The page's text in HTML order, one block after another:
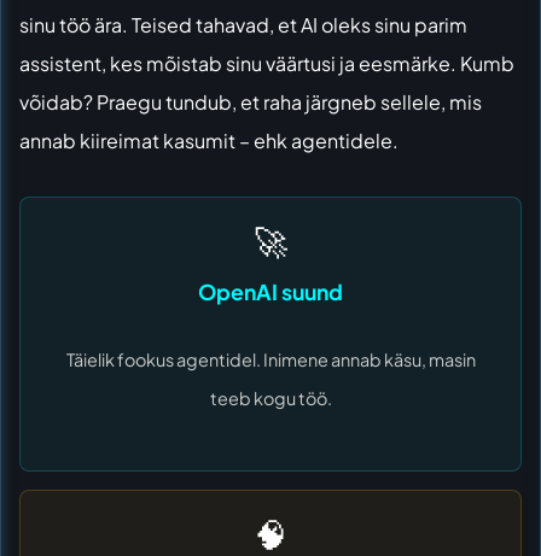
sinu töö ära. Teised tahavad, et AI oleks sinu parim
assistent, kes mõistab sinu väärtusi ja eesmärke. Kumb
võidab? Praegu tundub, et raha järgneb sellele, mis
annab kiireimat kasumit – ehk agentidele.
🚀
OpenAI suund
Täielik fookus agentidel. Inimene annab käsu, masin
teeb kogu töö.
🧠